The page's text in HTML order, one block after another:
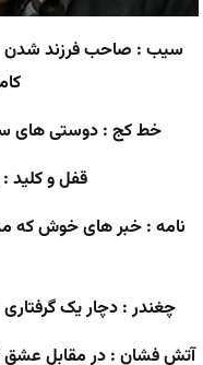
سیب : صاحب فرزند
خط کج : دوستی های
قفل و کلید
نامه : خبر های خوش که
چغندر : دچار یک
آتش فشان : در مقابل عشق